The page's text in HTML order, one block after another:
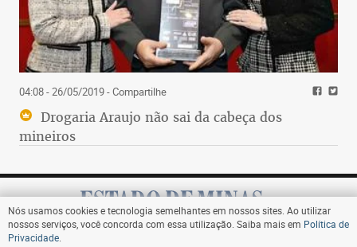
04:08 - 26/05/2019- Compartilhe
Drogaria Araujo não sai da cabeça dos
mineiros
Nós usamos cookies e tecnologia semelhantes em nossos sites. Ao utilizar
nossos serviços, você concorda com essa utilização. Saiba mais em Política de
Privacidade